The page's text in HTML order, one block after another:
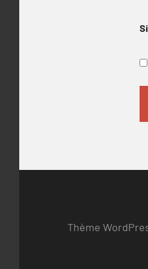
Thème